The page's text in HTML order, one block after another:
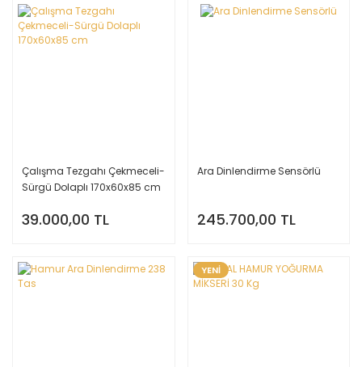
Çalışma Tezgahı Çekmeceli-
Sürgü Dolaplı 170x60x85 cm
39.000,00 TL
Ara Dinlendirme Sensörlü
245.700,00 TL
YENİ